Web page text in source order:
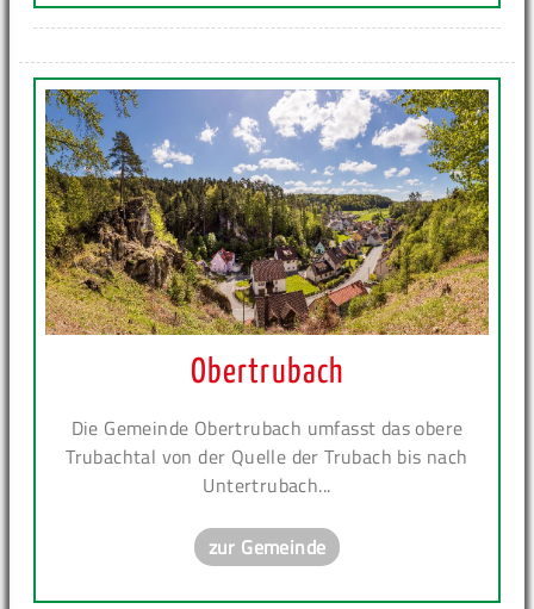
Obertrubach
Die Gemeinde Obertrubach umfasst das obere
Trubachtal von der Quelle der Trubach bis nach
Untertrubach...
zur Gemeinde